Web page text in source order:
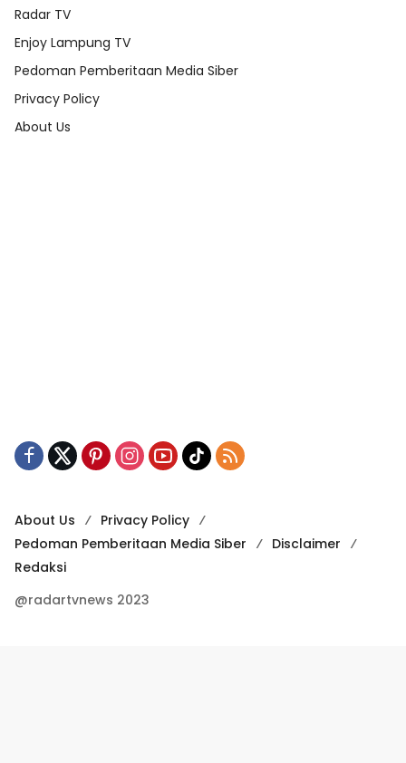
Radar TV
Enjoy Lampung TV
Pedoman Pemberitaan Media Siber
Privacy Policy
About Us
About Us
Privacy Policy
Pedoman Pemberitaan Media Siber
Disclaimer
Redaksi
@radartvnews 2023